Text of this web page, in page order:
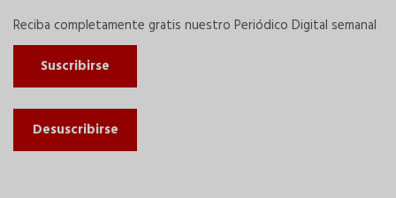
Reciba completamente gratis nuestro Periódico Digital semanal
Suscribirse
Desuscribirse